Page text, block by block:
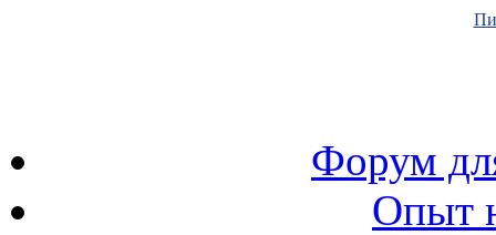
Форум
Опыт